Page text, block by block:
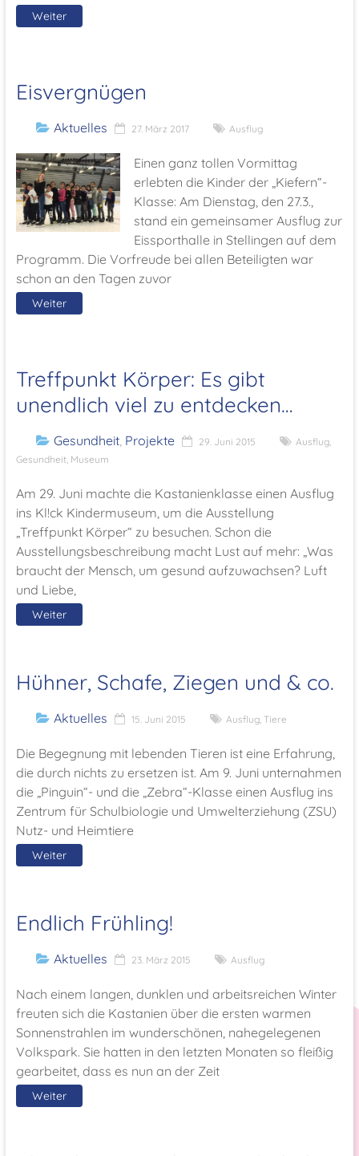
Weiter
Eisvergnügen
Aktuelles 27. März 2017 Ausflug
Einen ganz tollen Vormittag
erlebten die Kinder der „Kiefern“-
Klasse: Am Dienstag, den 27.3.,
stand ein gemeinsamer Ausflug zur
Eissporthalle in Stellingen auf dem
Programm. Die Vorfreude bei allen Beteiligten war
schon an den Tagen zuvor
Weiter
Treffpunkt Körper: Es gibt
unendlich viel zu entdecken…
Gesundheit, Projekte 29. Juni 2015 Ausflug,
Gesundheit, Museum
Am 29. Juni machte die Kastanienklasse einen Ausflug
ins Kl!ck Kindermuseum, um die Ausstellung
„Treffpunkt Körper“ zu besuchen. Schon die
Ausstellungsbeschreibung macht Lust auf mehr: „Was
braucht der Mensch, um gesund aufzuwachsen? Luft
und Liebe,
Weiter
Hühner, Schafe, Ziegen und & co.
Aktuelles 15. Juni 2015 Ausflug, Tiere
Die Begegnung mit lebenden Tieren ist eine Erfahrung,
die durch nichts zu ersetzen ist. Am 9. Juni unternahmen
die „Pinguin“- und die „Zebra“-Klasse einen Ausflug ins
Zentrum für Schulbiologie und Umwelterziehung (ZSU)
Nutz- und Heimtiere
Weiter
Endlich Frühling!
Aktuelles 23. März 2015 Ausflug
Nach einem langen, dunklen und arbeitsreichen Winter
freuten sich die Kastanien über die ersten warmen
Sonnenstrahlen im wunderschönen, nahegelegenen
Volkspark. Sie hatten in den letzten Monaten so fleißig
gearbeitet, dass es nun an der Zeit
Weiter